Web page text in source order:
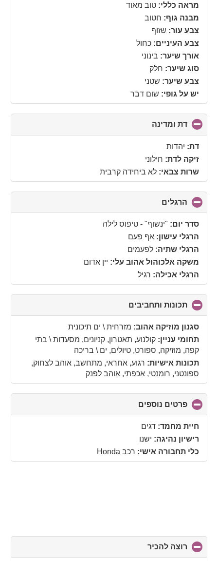
מראה כללי: טוב מאוד
מבנה גוף: חטוב
צבע עור: שזוף
צבע העיניים: כחול
אורך שיער: בינוני
סוג שיער: חלק
צבע שיער: שטני
יש על גופי: שום דבר
דת ומדינה
to
דת: יהדות
זיקה לדת: חילוני
שרות צבאי: לא ביחידה קרבית
הרגלים
to
collapse
סדר יום: "ינשוף" - טיפוס לילה
הרגלי עישון: אף פעם
הרגלי שתיה: לפעמים
משקה אלכוהול אהוב עלי: יין אדום
הרגלי אכילה: רגיל
תכונות ותחביבים
to
collapse
סגנון מוזיקה אהוב: מזרחית \ ים תיכונית
תחומי עניין: קולנוע, תאטרון, קניונים, מסעדות \ בתי
קפה, מוזיקה, ספורט, טיולים, ים \ בריכה
תכונות אישיות: רגוע, אחראי, מתחשב, אוהב לצחוק,
ספונטני, רומנטי, אכפתי, אוהב לפנק
פרטים נוספים
to
חיית מחמד: דגים
רישיון נהיגה: ישנו
כלי תחבורה אישי: רכב Honda
רוצה להכיר
to